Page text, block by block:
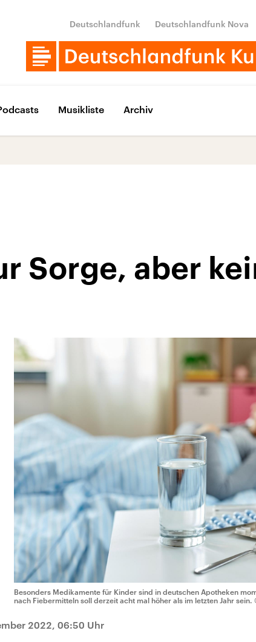
Deutschlandfunk Deutschlandfunk Nova
Musikliste Archiv
Sorge, aber
Besonders Medikamente für Kinder sind in deutschen Apotheken
nach Fiebermitteln soll derzeit acht mal höher als im letzten Jahr sein.
2022, 06:50 Uhr